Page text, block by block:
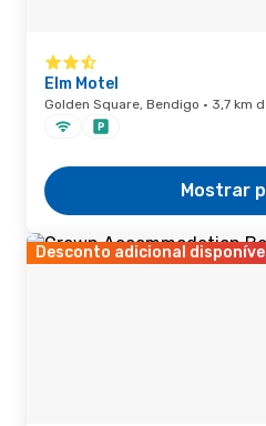
Elm Motel
Golden Square, Bendigo · 3,7 km
Mostrar
Desconto adicional disponível